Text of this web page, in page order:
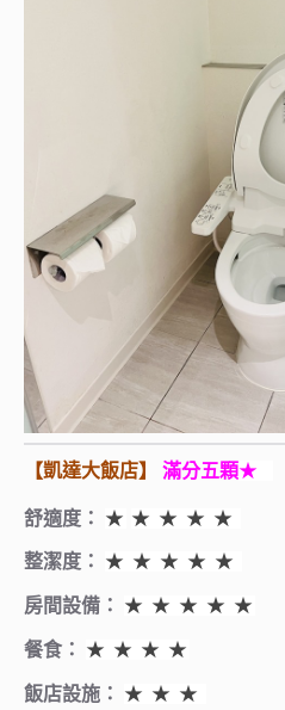
【凱達大飯店】 滿分五顆★
舒適度： ★ ★ ★ ★ ★
整潔度： ★ ★ ★ ★ ★
房間設備： ★ ★ ★ ★ ★
餐食： ★ ★ ★ ★
飯店設施： ★ ★ ★